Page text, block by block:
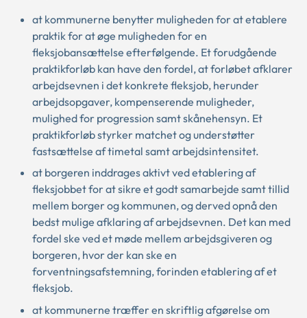
at kommunerne benytter muligheden for at etablere
praktik for at øge muligheden for en
fleksjobansættelse efterfølgende. Et forudgående
praktikforløb kan have den fordel, at forløbet afklarer
arbejdsevnen i det konkrete fleksjob, herunder
arbejdsopgaver, kompenserende muligheder,
mulighed for progression samt skånehensyn. Et
praktikforløb styrker matchet og understøtter
fastsættelse af timetal samt arbejdsintensitet.
at borgeren inddrages aktivt ved etablering af
fleksjobbet for at sikre et godt samarbejde samt tillid
mellem borger og kommunen, og derved opnå den
bedst mulige afklaring af arbejdsevnen. Det kan med
fordel ske ved et møde mellem arbejdsgiveren og
borgeren, hvor der kan ske en
forventningsafstemning, forinden etablering af et
fleksjob.
at kommunerne træffer en skriftlig afgørelse om